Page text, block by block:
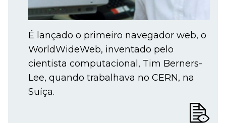
É lançado o primeiro navegador web, o
WorldWideWeb, inventado pelo
cientista computacional, Tim Berners-
Lee, quando trabalhava no CERN, na
Suíça.